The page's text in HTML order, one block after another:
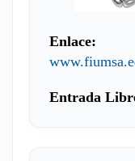
Enlace:
Entrada